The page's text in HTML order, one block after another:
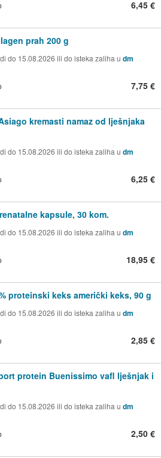
6,45 €
prah 200 g
do 15.08.2026 ili do isteka zaliha u dm
7,75 €
kremasti namaz od lješnjaka
do 15.08.2026 ili do isteka zaliha u dm
6,25 €
kapsule, 30 kom.
do 15.08.2026 ili do isteka zaliha u dm
18,95 €
proteinski keks američki keks, 90 g
do 15.08.2026 ili do isteka zaliha u dm
2,85 €
protein Buenissimo vafl lješnjak i
do 15.08.2026 ili do isteka zaliha u dm
2,50 €